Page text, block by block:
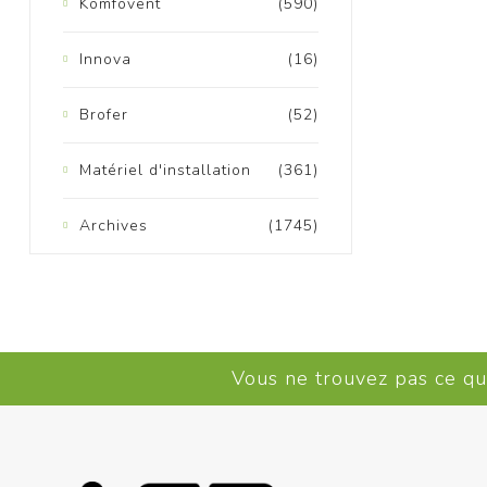
(16)
Innova
(52)
Brofer
(361)
Matériel d'installation
(1745)
Archives
Vous ne trouvez pas ce